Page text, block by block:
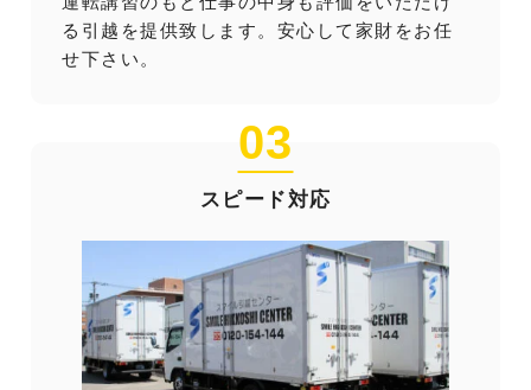
る引越を提供致します。安心して家財をお任
せ下さい。
03
スピード対応